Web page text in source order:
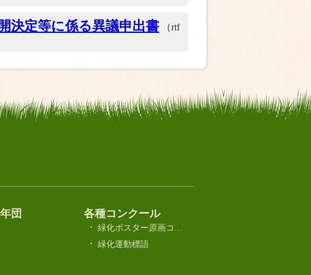
決定等に係る異議申出書 （rtf
団 各種コンクール
緑化ポスター原画コンクール
緑化運動標語